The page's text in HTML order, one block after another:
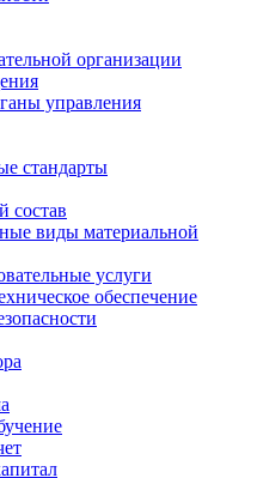
организации
управления
стандарты
состав
виды материальной
услуги
обеспечение